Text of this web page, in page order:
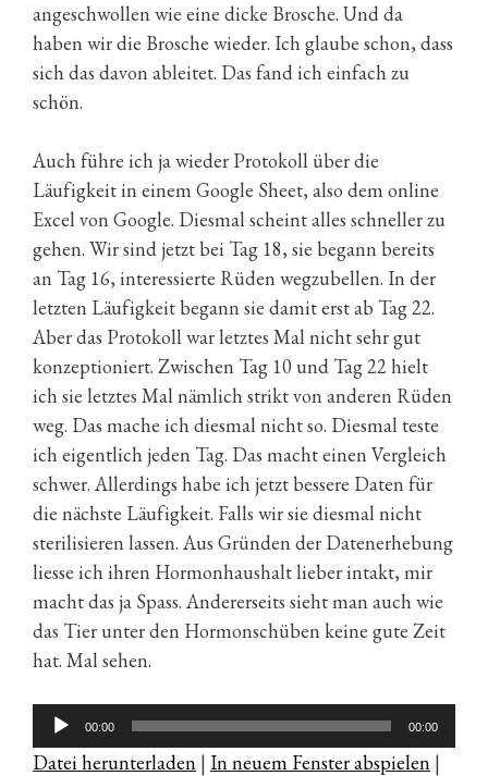
angeschwollen wie eine dicke Brosche. Und da
haben wir die Brosche wieder. Ich glaube schon, dass
sich das davon ableitet. Das fand ich einfach zu
schön.
Auch führe ich ja wieder Protokoll über die
Läufigkeit in einem Google Sheet, also dem online
Excel von Google. Diesmal scheint alles schneller zu
gehen. Wir sind jetzt bei Tag 18, sie begann bereits
an Tag 16, interessierte Rüden wegzubellen. In der
letzten Läufigkeit begann sie damit erst ab Tag 22.
Aber das Protokoll war letztes Mal nicht sehr gut
konzeptioniert. Zwischen Tag 10 und Tag 22 hielt
ich sie letztes Mal nämlich strikt von anderen Rüden
weg. Das mache ich diesmal nicht so. Diesmal teste
ich eigentlich jeden Tag. Das macht einen Vergleich
schwer. Allerdings habe ich jetzt bessere Daten für
die nächste Läufigkeit. Falls wir sie diesmal nicht
sterilisieren lassen. Aus Gründen der Datenerhebung
liesse ich ihren Hormonhaushalt lieber intakt, mir
macht das ja Spass. Andererseits sieht man auch wie
das Tier unter den Hormonschüben keine gute Zeit
hat. Mal sehen.
Audio-
Player
00:00 00:00
Datei herunterladen | In neuem Fenster abspielen |